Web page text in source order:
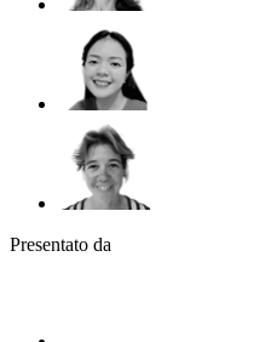
Presentato da